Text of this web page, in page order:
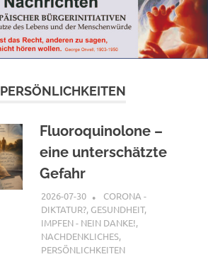
PERSÖNLICHKEITEN
Fluoroquinolone –
eine unterschätzte
Gefahr
2026-07-30 XX
CORONA -
DIKTATUR?, GESUNDHEIT,
IMPFEN - NEIN DANKE!,
NACHDENKLICHES,
PERSÖNLICHKEITEN